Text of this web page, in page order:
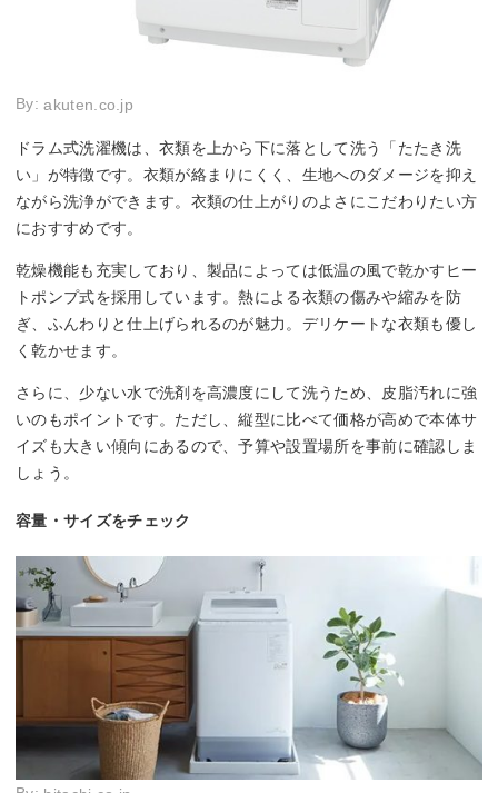
By:akuten.co.jp
ドラム式洗濯機は、衣類を上から下に落として洗う「たたき洗
い」が特徴です。衣類が絡まりにくく、生地へのダメージを抑え
ながら洗浄ができます。衣類の仕上がりのよさにこだわりたい方
におすすめです。
乾燥機能も充実しており、製品によっては低温の風で乾かすヒー
トポンプ式を採用しています。熱による衣類の傷みや縮みを防
ぎ、ふんわりと仕上げられるのが魅力。デリケートな衣類も優し
く乾かせます。
さらに、少ない水で洗剤を高濃度にして洗うため、皮脂汚れに強
いのもポイントです。ただし、縦型に比べて価格が高めで本体サ
イズも大きい傾向にあるので、予算や設置場所を事前に確認しま
しょう。
容量・サイズをチェック